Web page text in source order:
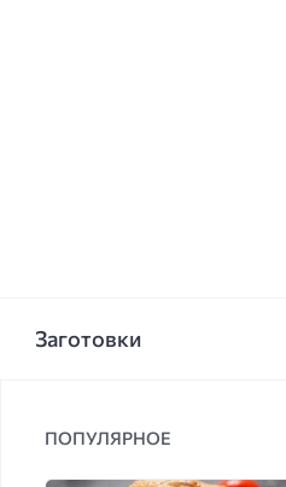
Заготовки
ПОПУЛЯРНОЕ